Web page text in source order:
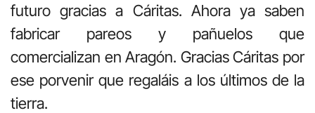
futuro gracias a Cáritas. Ahora ya saben
fabricar pareos y pañuelos que
comercializan en Aragón. Gracias Cáritas por
ese porvenir que regaláis a los últimos de la
tierra.